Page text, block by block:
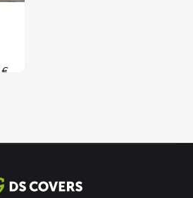
€Price